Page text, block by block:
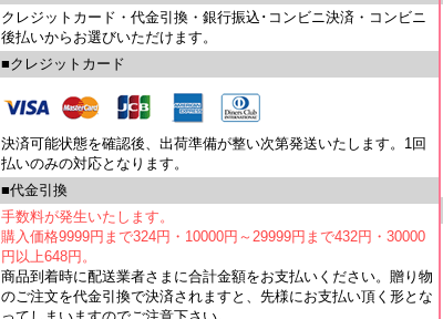
クレジットカード・代金引換・銀行振込･コンビニ決済・コンビニ
後払いからお選びいただけます。
■クレジットカード
決済可能状態を確認後、出荷準備が整い次第発送いたします。1回
払いのみの対応となります。
■代金引換
手数料が発生いたします。
購入価格9999円まで324円・10000円～29999円まで432円・30000
円以上648円。
商品到着時に配送業者さまに合計金額をお支払いください。贈り物
のご注文を代金引換で決済されますと、先様にお支払い頂く形とな